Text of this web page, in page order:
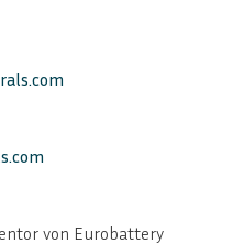
von Eurobattery